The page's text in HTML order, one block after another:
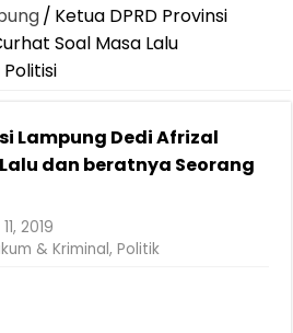
/ Ketua DPRD Provinsi
Soal Masa Lalu
Lampung Dedi Afrizal
dan beratnya Seorang
2019
& Kriminal,Politik